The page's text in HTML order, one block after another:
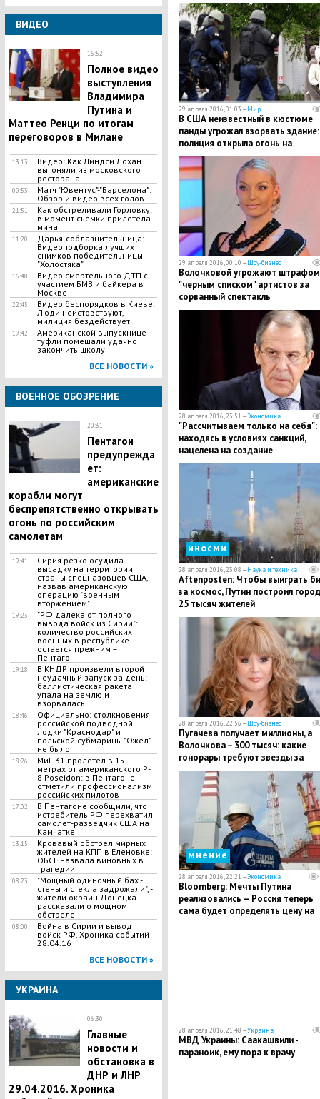
ВИДЕО
16:52
Полное видео
выступления
Владимира
Путина и
Маттео Ренци по итогам
переговоров в Милане
13:13
Видео: Как Линдси Лохан
выгоняли из московского
ресторана
00:53
Матч "Ювентус"-"Барселона":
Обзор и видео всех голов
21:51
Как обстреливали Горловку:
в момент съёмки прилетела
мина
11:20
Дарья-соблазнительница:
Видеоподборка лучших
снимков победительницы
"Холостяка"
16:48
Видео смертельного ДТП с
участием БМВ и байкера в
Москве
22:45
Видео беспорядков в Киеве:
Люди неистовствуют,
милиция бездействует
19:42
Американской выпускнице
туфли помешали удачно
закончить школу
ВСЕ НОВОСТИ »
ВОЕННОЕ ОБОЗРЕНИЕ
20:31
Пентагон
предупрежда
ет:
американские
корабли могут
беспрепятственно открывать
огонь по российским
самолетам
19:41
Сирия резко осудила
высадку на территории
страны спецназовцев США,
назвав американскую
операцию "военным
вторжением"
19:23
"РФ далека от полного
вывода войск из Сирии":
количество российских
военных в республике
остается прежним –
Пентагон
19:18
В КНДР произвели второй
неудачный запуск за день:
баллистическая ракета
упала на землю и
взорвалась
18:46
Официально: столкновения
российской подводной
лодки "Краснодар" и
польской субмарины "Ожел"
не было
18:26
МиГ-31 пролетел в 15
метрах от американского P-
8 Poseidon: в Пентагоне
отметили профессионализм
российских пилотов
17:02
В Пентагоне сообщили, что
истребитель РФ перехватил
самолет-разведчик США на
Камчатке
13:15
Кровавый обстрел мирных
жителей на КПП в Еленовке:
ОБСЕ назвала виновных в
трагедии
08:23
"Мощный одиночный бах -
стены и стекла задрожали", -
жители окраин Донецка
рассказали о мощном
обстреле
08:00
Война в Сирии и вывод
войск РФ. Хроника событий
28.04.16
ВСЕ НОВОСТИ »
УКРАИНА
06:30
Главные
новости и
обстановка в
ДНР и ЛНР
29.04.2016. Хроника
29 апреля 2016, 01:03 —Мир
В США неизвестный в кюстюме
панды угрожал взорвать здание:
полиция открыла огонь на
поражение
29 апреля 2016, 00:10 —Шоу-бизнес
Волочковой угрожают
"черным списком" артистов за
сорванный спектакль
28 апреля 2016, 23:51 —Экономика
"Рассчитываем только на
находясь в условиях санкций,
нацелена на создание
самодостаточной экономики –
Лавров
иносми
28 апреля 2016, 23:08 —Наука и техника
Aftenposten: Чтобы выиграть
за космос, Путин построил
25 тысяч жителей
28 апреля 2016, 22:56 —Шоу-бизнес
Пугачева получает миллионы, а
Волочкова – 300 тысяч: какие
гонорары требуют звезды за
откровенные интервью и
ток-шоу
мнение
28 апреля 2016, 22:21 —Экономика
Bloomberg: Мечты Путина
реализовались — Россия теперь
сама будет определять цену на
28 апреля 2016, 21:48 —Украина
МВД Украины: Саакашвили -
параноик, ему пора к врачу